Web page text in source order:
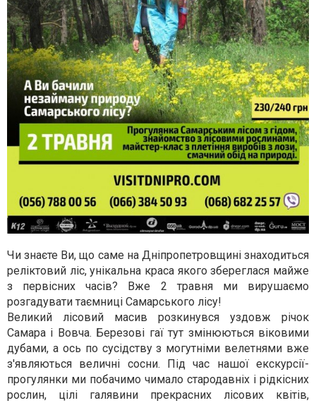
Чи знаєте Ви, що саме на Дніпропетровщині знаходиться
реліктовий ліс, унікальна краса якого збереглася майже
з первісних часів? Вже 2 травня ми вирушаємо
розгадувати таємниці Самарського лісу!
Великий лісовий масив розкинувся уздовж річок
Самара і Вовча. Березові гаї тут змінюються віковими
дубами, а ось по сусідству з могутніми велетнями вже
з'являються величні сосни. Під час нашої екскурсії-
прогулянки ми побачимо чимало стародавніх і рідкісних
рослин, цілі галявини прекрасних лісових квітів,